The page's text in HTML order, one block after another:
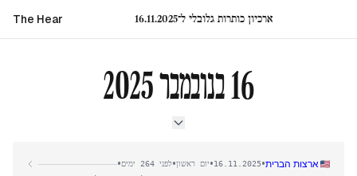
The Hear ארכיון כותרות גלובלי ל־16.11.2025
16 בנובמבר 2025
ארצות הברית•
16.11.2025
•יום ראשון•לפני 264 ימים •